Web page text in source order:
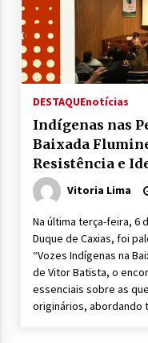
DESTAQUEnotícias
Indígenas nas
Baixada
Resistência e
Vitoria Lima
Na última terça-feira, 6
Duque de Caxias, foi
“Vozes Indígenas na
de Vitor Batista, o
essenciais sobre as
originários, abordando